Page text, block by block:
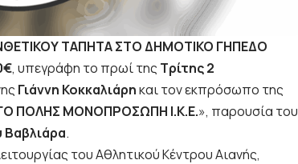
ΤΑΠΗΤΑ ΣΤΟ ΔΗΜΟΤΙΚΟ ΓΗΠΕΔΟ
, υπεγράφη το πρωί της Τρίτης 2
Γιάννη Κοκκαλιάρηκαι τον εκπρόσωπο της
ΠΟΛΗΣ ΜΟΝΟΠΡΟΣΩΠΗ Ι.Κ.Ε.», παρουσία του
Βαβλιάρα.
του Αθλητικού Κέντρου Αιανής,